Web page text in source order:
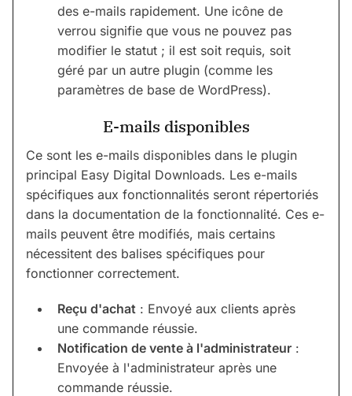
des e-mails rapidement. Une icône de
verrou signifie que vous ne pouvez pas
modifier le statut ; il est soit requis, soit
géré par un autre plugin (comme les
paramètres de base de WordPress).
E-mails disponibles
Ce sont les e-mails disponibles dans le plugin
principal Easy Digital Downloads. Les e-mails
spécifiques aux fonctionnalités seront répertoriés
dans la documentation de la fonctionnalité. Ces e-
mails peuvent être modifiés, mais certains
nécessitent des balises spécifiques pour
fonctionner correctement.
Reçu d'achat : Envoyé aux clients après
une commande réussie.
Notification de vente à l'administrateur :
Envoyée à l'administrateur après une
commande réussie.